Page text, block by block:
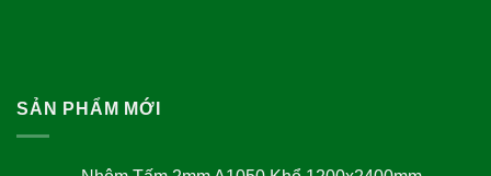
SẢN PHẨM MỚI